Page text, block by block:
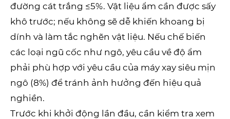
đường cát trắng ≤5%. Vật liệu ẩm cần được sấy
khô trước; nếu không sẽ dễ khiến khoang bị
dính và làm tắc nghẽn vật liệu. Nếu chế biến
các loại ngũ cốc như ngô, yêu cầu về độ ẩm
phải phù hợp với yêu cầu của máy xay siêu mịn
ngô (8%) để tránh ảnh hưởng đến hiệu quả
nghiền.
Trước khi khởi động lần đầu, cần kiểm tra xem